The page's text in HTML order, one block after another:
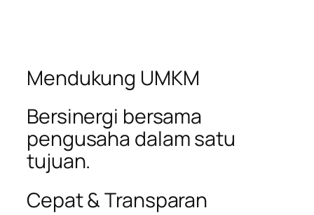
Mendukung UMKM
Bersinergi bersama
pengusaha dalam satu
tujuan.
Cepat & Transparan